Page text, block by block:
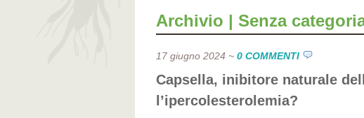
Archivio | Senza
17 giugno 2024 ~ 0 COMMENTI
Capsella, inibitore naturale
l’ipercolesterolemia?